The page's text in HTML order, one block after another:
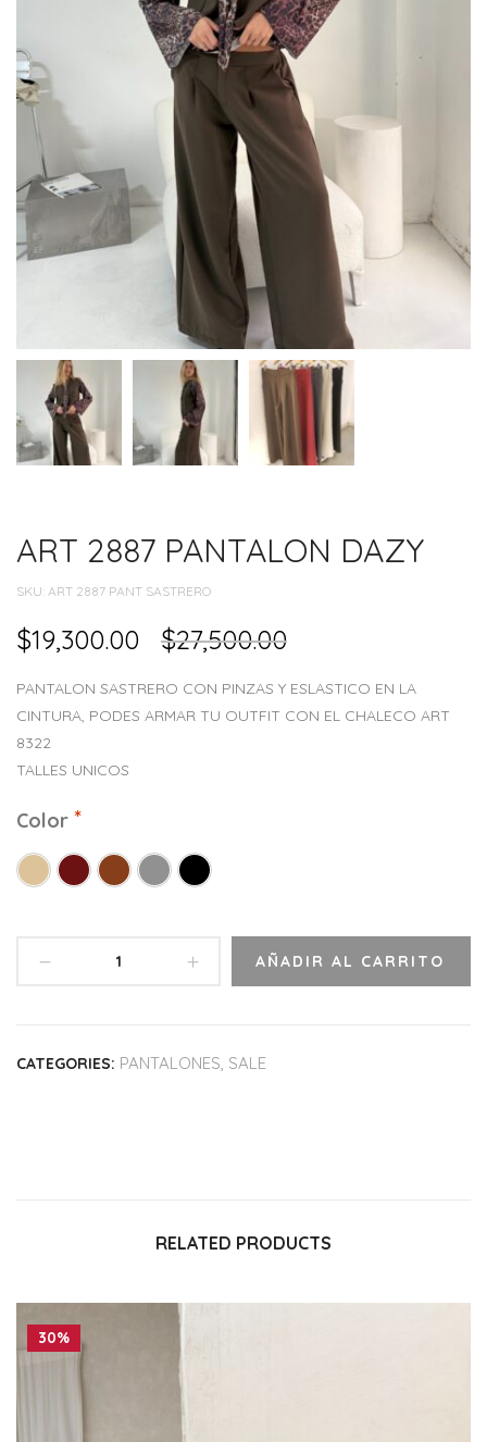
ART 2887 PANTALON DAZY
SKU: ART 2887 PANT SASTRERO
$27,500.00
$19,300.00
PANTALON SASTRERO CON PINZAS Y ESLASTICO EN LA
CINTURA, PODES ARMAR TU OUTFIT CON EL CHALECO ART
8322
TALLES UNICOS
Color
AÑADIR AL CARRITO
CATEGORIES: PANTALONES, SALE
RELATED PRODUCTS
30%